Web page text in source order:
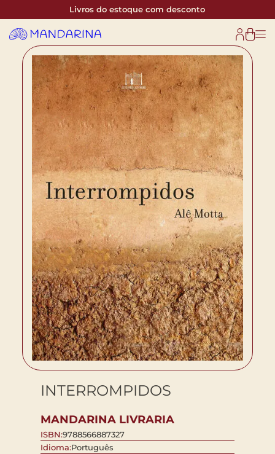
Livros do estoque com desconto
INTERROMPIDOS
MANDARINA LIVRARIA
ISBN:9788566887327
Idioma:Português